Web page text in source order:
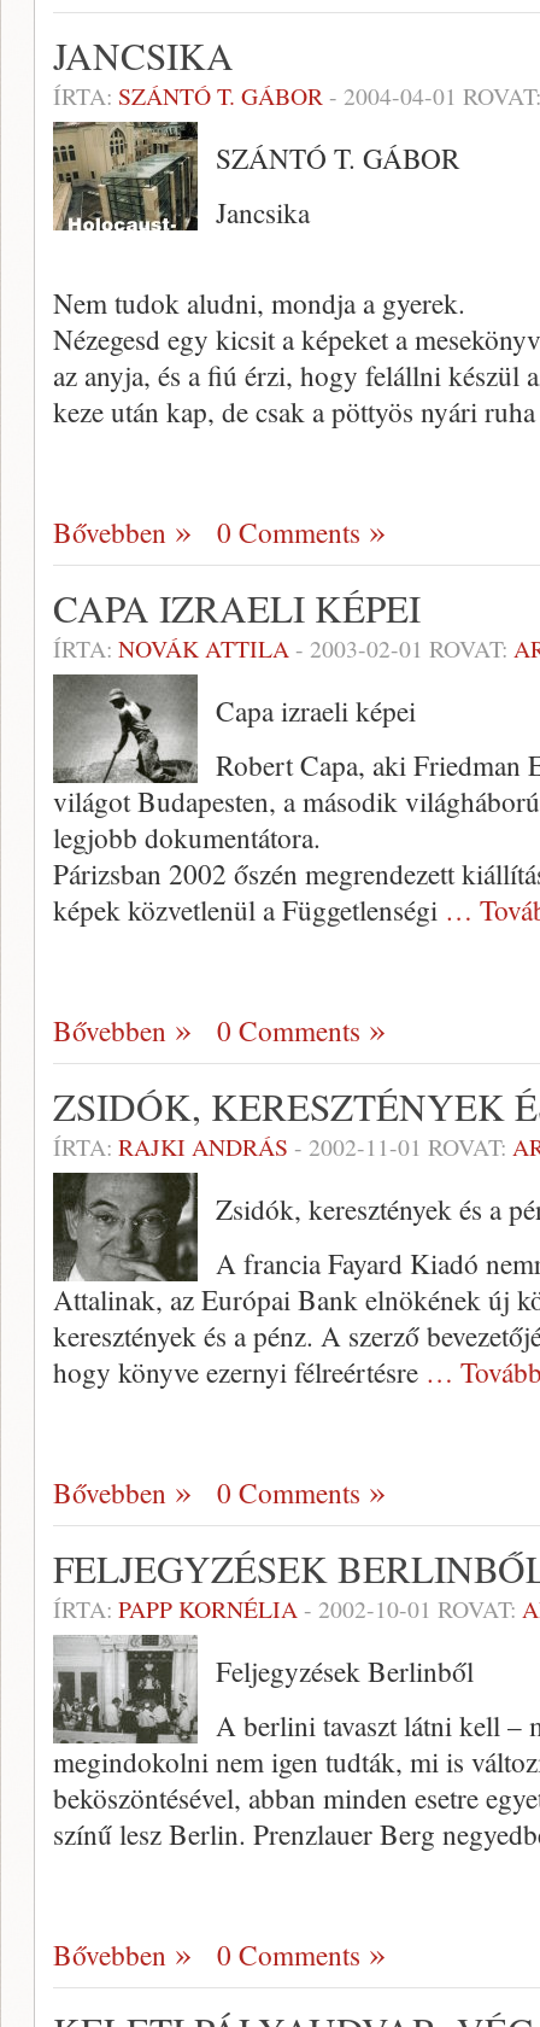
JANCSIKA
ÍRTA: SZÁNTÓ T. GÁBOR- 2004-04-01
SZÁNTÓ T. GÁBOR
Jancsika
Nem tudok aludni, mondja a gyerek.
Nézegesd egy kicsit a képeket a
az anyja, és a fiú érzi, hogy felállni ké­szül
keze után kap, de csak a pöttyös nyári
Bővebben 0 Comments
CAPA IZRAELI KÉPEI
ÍRTA: NOVÁK ATTILA- 2003-02-01 ROVAT:
Capa izraeli képei
Robert Capa, aki Friedman
világot Budapesten, a második
legjobb dokumentátora.
Párizsban 2002 őszén megrendezett
képek közvetlenül a Függet­lenségi …
Bővebben 0 Comments
ZSIDÓK, KERESZTÉNYEK
ÍRTA: RAJKI ANDRÁS - 2002-11-01 ROVAT:
Zsidók, keresztények és a
A francia Fayard Kiadó
Attalinak, az Euró­pai Bank elnökének új
keresztények és a pénz. A szerző
hogy könyve ezernyi félreértésre …
Bővebben 0 Comments
FELJEGYZÉSEK
ÍRTA: PAPP KORNÉLIA- 2002-10-01 ROVAT:
Feljegyzések Berlinből
A berlini tavaszt látni kell –
megindokolni nem igen tudták, mi is
beköszöntésével, abban minden esetre
színű lesz Berlin. Prenzlauer Berg
Bővebben 0 Comments